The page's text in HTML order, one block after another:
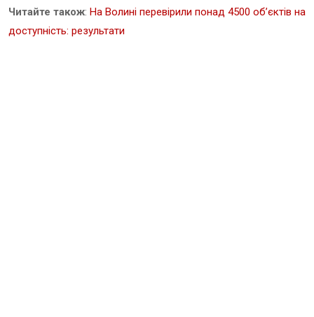
Читайте також: На Волині перевірили понад 4500 об’єктів на
доступність: результати